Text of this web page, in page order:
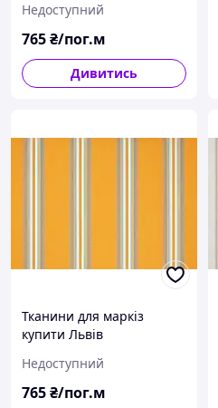
Недоступний
765₴/пог.м
Дивитись
Тканини для маркіз
купити Львів
Недоступний
765₴/пог.м